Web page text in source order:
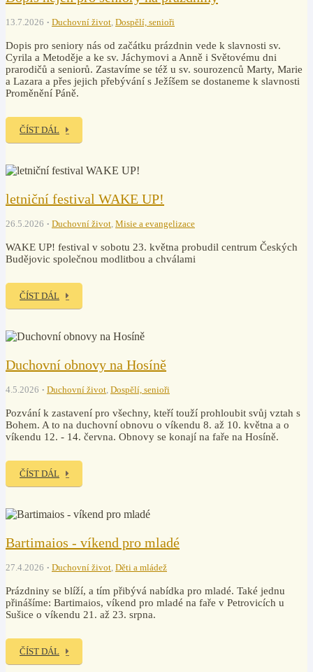
13.7.2026 Duchovní život, Dospělí, senioři
Dopis pro seniory nás od začátku prázdnin vede k slavnosti sv.
Cyrila a Metoděje a ke sv. Jáchymovi a Anně i Světovému dni
prarodičů a seniorů. Zastavíme se též u sv. sourozenců Marty, Marie
a Lazara a přes jejich přebývání s Ježíšem se dostaneme k slavnosti
Proměnění Páně.
ČÍST DÁL
letniční festival WAKE UP!
26.5.2026 Duchovní život, Misie a evangelizace
WAKE UP! festival v sobotu 23. května probudil centrum Českých
Budějovic společnou modlitbou a chválami
ČÍST DÁL
Duchovní obnovy na Hosíně
4.5.2026 Duchovní život, Dospělí, senioři
Pozvání k zastavení pro všechny, kteří touží prohloubit svůj vztah s
Bohem. A to na duchovní obnovu o víkendu 8. až 10. května a o
víkendu 12. - 14. června. Obnovy se konají na faře na Hosíně.
ČÍST DÁL
Bartimaios - víkend pro mladé
27.4.2026 Duchovní život, Děti a mládež
Prázdniny se blíží, a tím přibývá nabídka pro mladé. Také jednu
přinášíme: Bartimaios, víkend pro mladé na faře v Petrovicích u
Sušice o víkendu 21. až 23. srpna.
ČÍST DÁL